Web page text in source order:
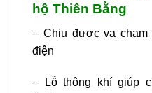
hộ Thiên Bằng
– Chịu được va chạm
điện
– Lỗ thông khí giúp